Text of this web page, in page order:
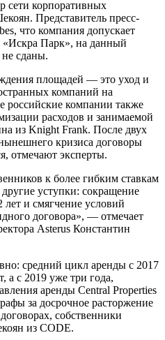
сети корпоративных
Представитель пресс-
что компания допускает
Парк», на данный
сданы.
площадей — это уход и
компаний на
российские компании также
расходов и занимаемой
из Knight Frank. После двух
кризиса договоры
отмечают эксперты.
к более гибким ставкам
уступки: сокращение
лет и смягчение условий
договора», — отмечает
Asterus Константин
средний цикл аренды с 2017
а с 2019 уже три года,
аренды Central Properties
за досрочное расторжение
собственники
из CODE.